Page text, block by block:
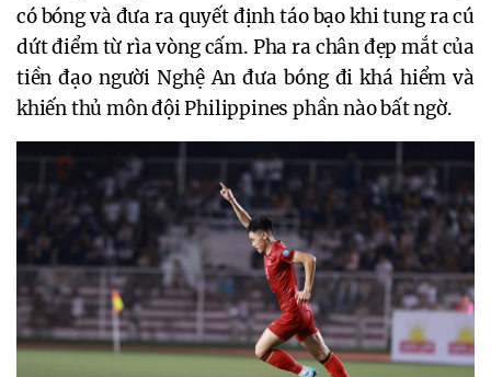
có bóng và đưa ra quyết định táo bạo khi tung ra cú
dứt điểm từ rìa vòng cấm. Pha ra chân đẹp mắt của
tiền đạo người Nghệ An đưa bóng đi khá hiểm và
khiến thủ môn đội Philippines phần nào bất ngờ.